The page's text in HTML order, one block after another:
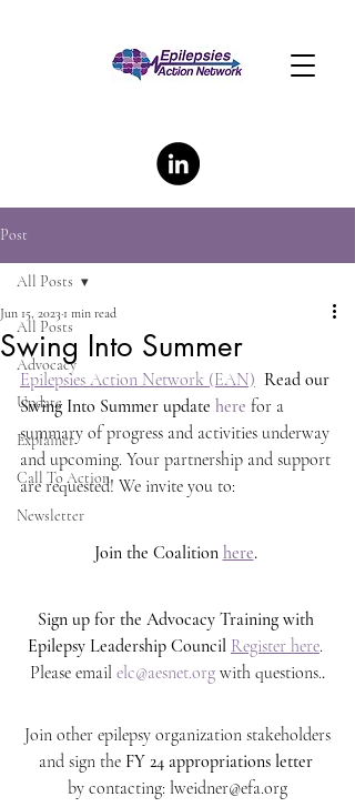
Post
All Posts
Advocacy
Update
Explainer
Call To Action
Newsletter
All Posts
Swing Into Summer
Jun 15, 2023 1 min read
Epilepsies Action Network (EAN) Read our
Swing Into Summer update here for a
summary of progress and activities underway
and upcoming. Your partnership and support
are requested! We invite you to:
Join the Coalition here.
Sign up for the Advocacy Training with
Epilepsy Leadership Council Register here.
Please email elc@aesnet.org with questions..
Join other epilepsy organization stakeholders
and sign the FY 24 appropriations letter
by contacting: lweidner@efa.org